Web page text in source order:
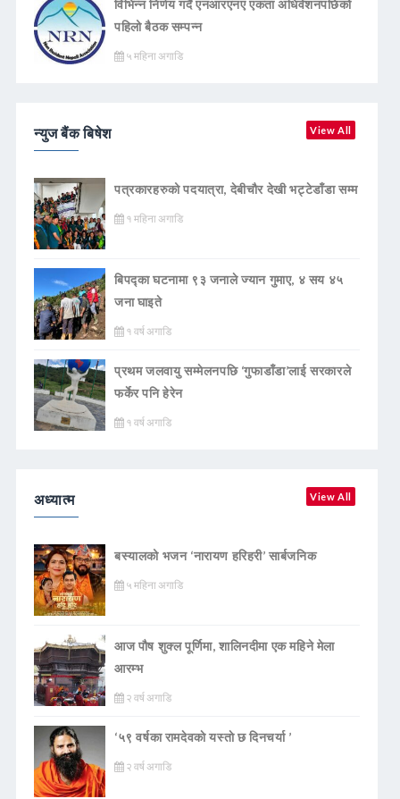
विभिन्न निर्णय गर्दै एनआरएनए एकता अधिवेशनपछिको
पहिलो बैठक सम्पन्न
५ महिना अगाडि
न्युज बैंक बिषेश View All
पत्रकारहरुको पदयात्रा, देबीचौर देखी भट्टेडाँडा सम्म
१ महिना अगाडि
बिपद्का घटनामा ९३ जनाले ज्यान गुमाए, ४ सय ४५
जना घाइते
१ वर्ष अगाडि
प्रथम जलवायु सम्मेलनपछि ‘गुफाडाँडा’लाई सरकारले
फर्केर पनि हेरेन
१ वर्ष अगाडि
अध्यात्म View All
बस्यालको भजन ‘नारायण हरिहरी’ सार्बजनिक
५ महिना अगाडि
आज पौष शुक्ल पूर्णिमा, शालिनदीमा एक महिने मेला
आरम्भ
२ वर्ष अगाडि
‘५९ वर्षका रामदेवकाे यस्ताे छ दिनचर्या ’
२ वर्ष अगाडि